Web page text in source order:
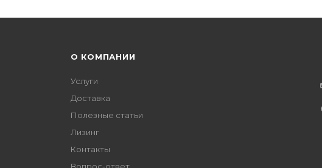
О КОМПАНИИ
Услуги
Доставка
Полезные статьи
Лизинг
Контакты